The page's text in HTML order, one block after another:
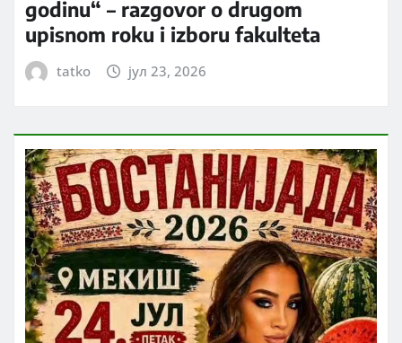
godinu“ – razgovor o drugom
upisnom roku i izboru fakulteta
tatko јул 23, 2026